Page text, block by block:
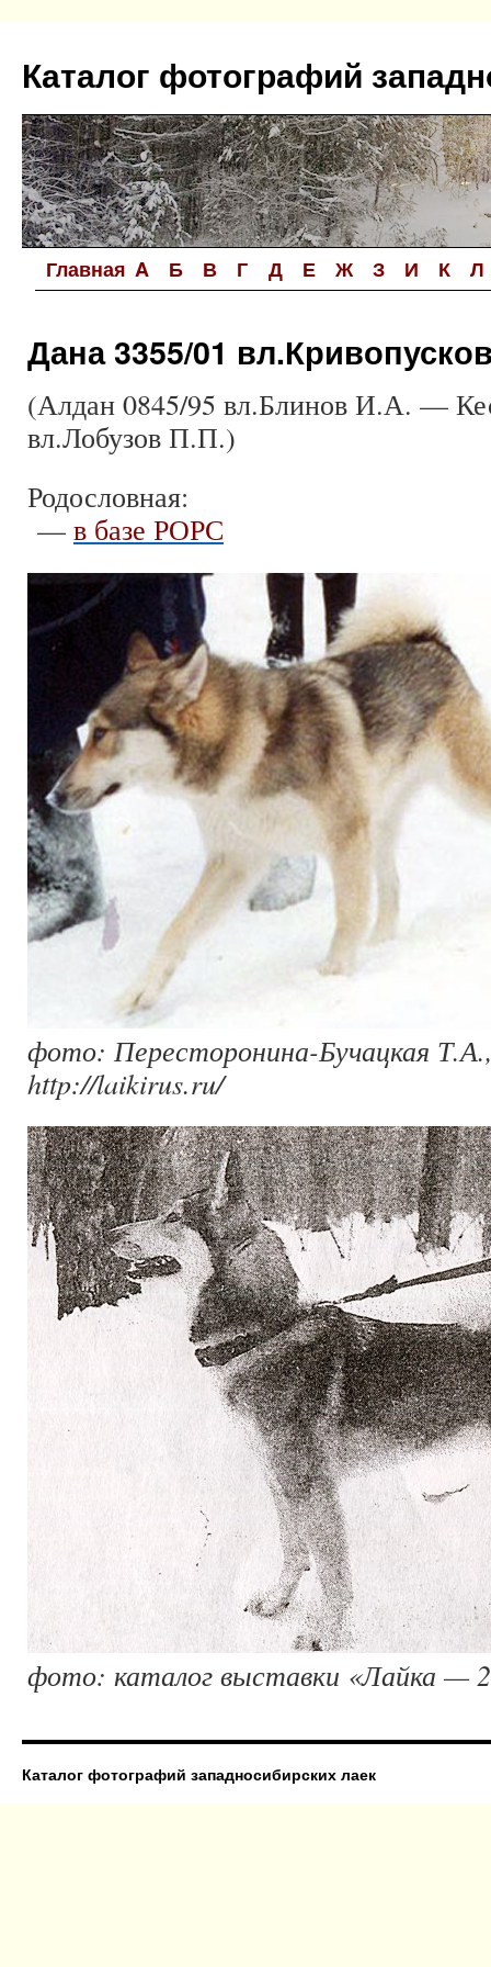
содержимому
Каталог фотографий
Главная A Б В Г Д Е Ж З И К Л
Дана 3355/01
(Алдан 0845/95 вл.Блинов И.А. —
вл.Лобузов П.П.)
Родословная:
— в базе РОРС
фото: Пересторонина-Бучацкая
http://laikirus.ru/
фото: каталог выставки «Лайка —
Каталог фотографий западносибирских лаек